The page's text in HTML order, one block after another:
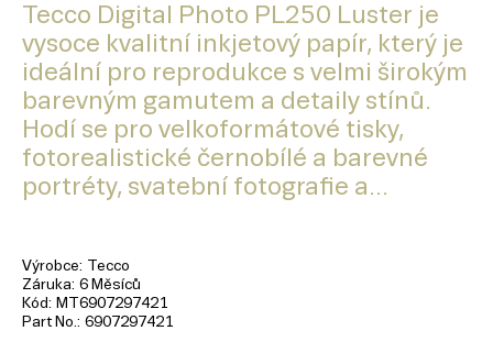
Tecco Digital Photo PL250 Luster je
vysoce kvalitní inkjetový papír, který je
ideální pro reprodukce s velmi širokým
barevným gamutem a detaily stínů.
Hodí se pro velkoformátové tisky,
fotorealistické černobílé a barevné
portréty, svatební fotografie a...
Výrobce Tecco
Záruka 6 Měsíců
Kód
MT6907297421
Part No. 6907297421